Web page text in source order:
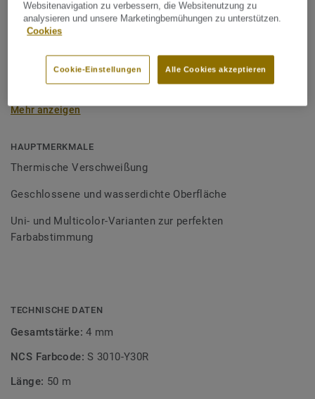
0160
zweier PVC-Bahnen verwendet und sorgen für eine
wasserdichte und geschlossene Oberfläche, Grundlage für
Schweißschnüre sind erhältlich in den Varianten Uni und
Bodenbelagssortiment abgestimmt. Durch die Verwendung
von Kontrastfarben lassen sich auch besondere
Mehr anzeigen
HAUPTMERKMALE
Thermische Verschweißung
Geschlossene und wasserdichte Oberfläche
Uni- und Multicolor-Varianten zur perfekten
Farbabstimmung
TECHNISCHE DATEN
Gesamtstärke:4 mm
NCS Farbcode:S 3010-Y30R
Länge: 50 m
Websitenavigation zu verbessern, die Websitenutzung zu
analysieren und unsere Marketingbemühungen zu unterstützen.
Cookies
Alle Cookies akzeptieren
Cookie-Einstellungen